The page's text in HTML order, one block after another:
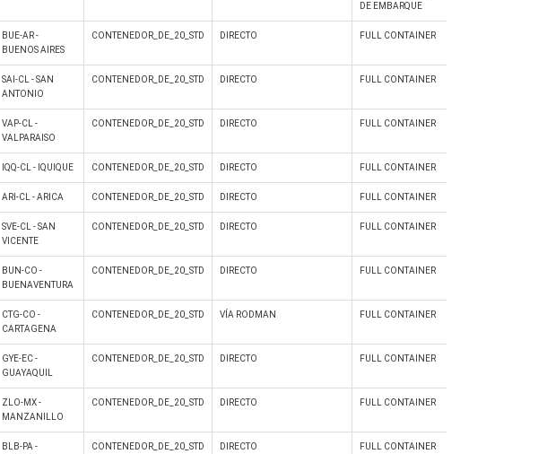
DE EMBARQUE
BUE-AR -
BUENOS AIRES
CONTENEDOR_DE_20_STD DIRECTO FULL CONTAINER
SAI-CL - SAN
ANTONIO
CONTENEDOR_DE_20_STD DIRECTO FULL CONTAINER
VAP-CL -
VALPARAISO
CONTENEDOR_DE_20_STD DIRECTO FULL CONTAINER
IQQ-CL - IQUIQUE CONTENEDOR_DE_20_STD DIRECTO FULL CONTAINER
ARI-CL - ARICA CONTENEDOR_DE_20_STD DIRECTO FULL CONTAINER
SVE-CL - SAN
VICENTE
CONTENEDOR_DE_20_STD DIRECTO FULL CONTAINER
BUN-CO -
BUENAVENTURA
CONTENEDOR_DE_20_STD DIRECTO FULL CONTAINER
CTG-CO -
CARTAGENA
CONTENEDOR_DE_20_STD VÍA RODMAN FULL CONTAINER
GYE-EC -
GUAYAQUIL
CONTENEDOR_DE_20_STD DIRECTO FULL CONTAINER
ZLO-MX -
MANZANILLO
CONTENEDOR_DE_20_STD DIRECTO FULL CONTAINER
BLB-PA -
CONTENEDOR_DE_20_STD DIRECTO FULL CONTAINER